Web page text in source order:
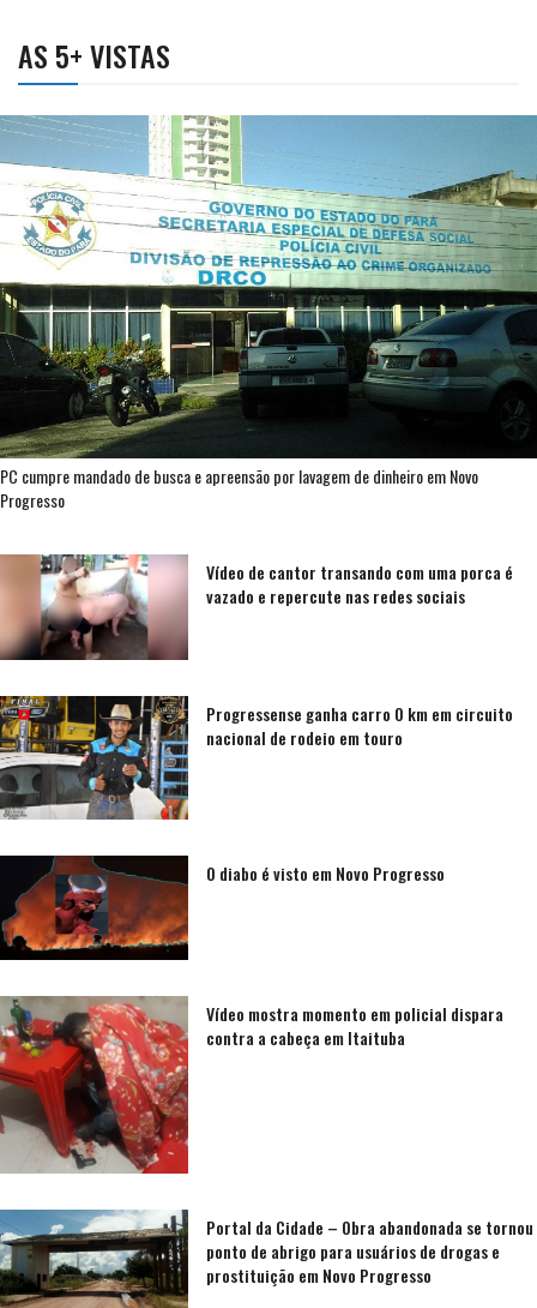
AS 5+ VISTAS
PC cumpre mandado de busca e apreensão por lavagem de dinheiro em Novo
Progresso
Vídeo de cantor transando com uma porca é
vazado e repercute nas redes sociais
Progressense ganha carro 0 km em circuito
nacional de rodeio em touro
O diabo é visto em Novo Progresso
Vídeo mostra momento em policial dispara
contra a cabeça em Itaituba
Portal da Cidade – Obra abandonada se tornou
ponto de abrigo para usuários de drogas e
prostituição em Novo Progresso